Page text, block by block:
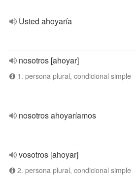
Usted ahoyaría
nosotros [ahoyar]
1. persona plural, condicional simple
nosotros ahoyaríamos
vosotros [ahoyar]
2. persona plural, condicional simple